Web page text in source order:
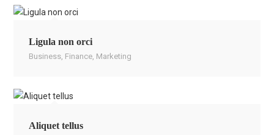
Ligula non orci
Business Finance Marketing
Aliquet tellus